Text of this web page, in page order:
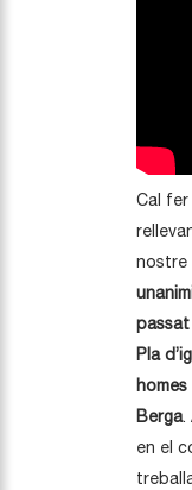
Cal
nostre
passat
Pla
Berga.
en el